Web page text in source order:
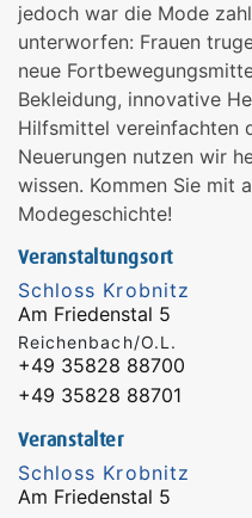
jedoch war die Mode
unterworfen: Frauen
neue
Bekleidung, innovative
Hilfsmittel vereinfachten
Neuerungen nutzen wir
wissen. Kommen Sie mit
Modegeschichte!
Veranstaltungsort
Schloss Krobnitz
Am Friedenstal 5
Reichenbach/O.L.
+49 35828 88700
+49 35828 88701
Veranstalter
Schloss Krobnitz
Am Friedenstal 5